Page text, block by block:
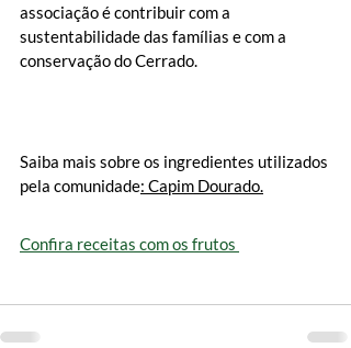
associação é contribuir com a
sustentabilidade das famílias e com a
conservação do Cerrado.
Saiba mais sobre os ingredientes utilizados
pela comunidade: Capim Dourado.
Confira receitas com os frutos